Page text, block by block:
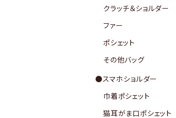
クラッチ＆ショルダー
ファー
ポシェット
その他バッグ
●スマホショルダー
巾着ポシェット
猫耳がま口ポシェット